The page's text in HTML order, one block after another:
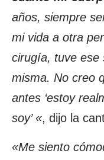
años, siempre
mi vida a otra
cirugía, tuve ese
misma. No creo
antes ‘estoy
soy’ «, dijo la
«Me siento